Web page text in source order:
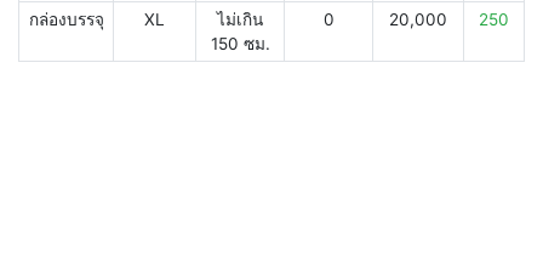
กล่องบรรจุ XL
ไม่เกิน
150 ซม.
0 20,000 250